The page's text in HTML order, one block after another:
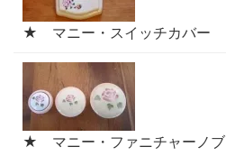
★ マニー・スイッチカバー
★ マニー・ファニチャーノブ